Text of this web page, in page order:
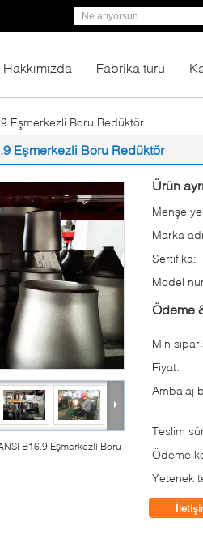
Hakkımızda Fabrika turu
Eşmerkezli Boru Redüktör
Eşmerkezli Boru Redüktör
B16.9 Eşmerkezli Boru
Ürün
Menşe
Marka
Sertifika:
Model
Ödeme
Min
Fiyat:
Ambalaj
Teslim
Ödeme
Yetenek